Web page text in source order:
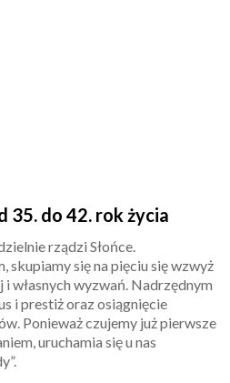
35. do 42. rok życia
rządzi Słońce.
skupiamy się na pięciu się wzwyż
i własnych wyzwań. Nadrzędnym
i prestiż oraz osiągnięcie
Ponieważ czujemy już pierwsze
uruchamia się u nas